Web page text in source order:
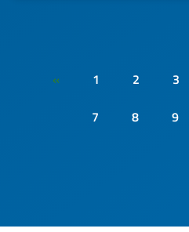
« 1 2 3
7
8 9